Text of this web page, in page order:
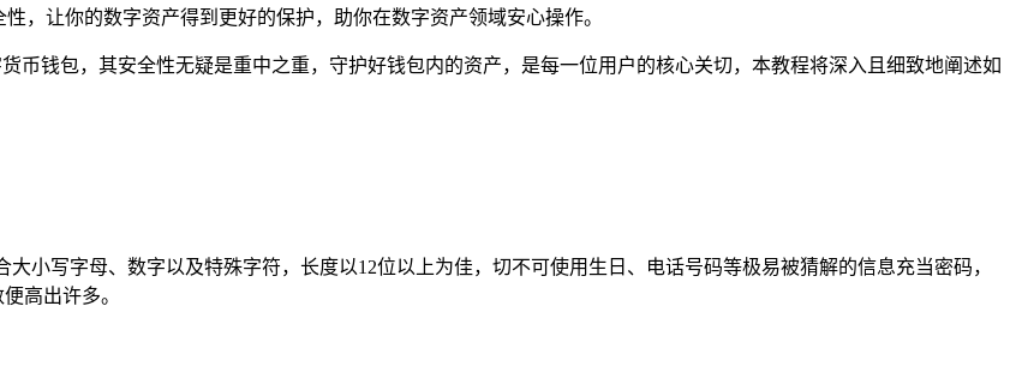
，让你的数字资产得到更好的保护，助你在数字资产领域安心操作。
币钱包，其安全性无疑是重中之重，守护好钱包内的资产，是每一位用户的核心关切，本教程将深入且细致地阐述如
小写字母、数字以及特殊字符，长度以12位以上为佳，切不可使用生日、电话号码等极易被猜解的信息充当密码，
高出许多。